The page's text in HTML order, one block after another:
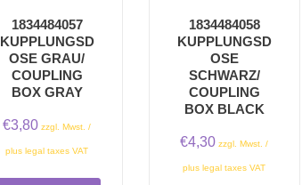
1834484057
KUPPLUNGSD
OSE GRAU/
COUPLING
BOX GRAY
€3,80 zzgl. Mwst. /
plus legal taxes VAT
1834484058
KUPPLUNGSD
OSE
SCHWARZ/
COUPLING
BOX BLACK
€4,30 zzgl. Mwst. /
plus legal taxes VAT